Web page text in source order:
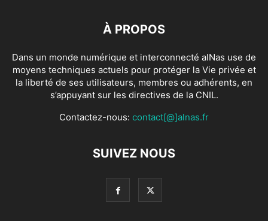
À PROPOS
Dans un monde numérique et interconnecté alNas use de
moyens techniques actuels pour protéger la Vie privée et
la liberté de ses utilisateurs, membres ou adhérents, en
s’appuyant sur les directives de la CNIL.
Contactez-nous: contact[@]alnas.fr
SUIVEZ NOUS